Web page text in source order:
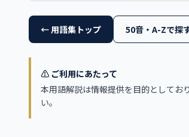
← 用語集トップ 50音・A-Zで探
⚠️ ご利用にあたって
本用語解説は情報提供を目的としてお
い。